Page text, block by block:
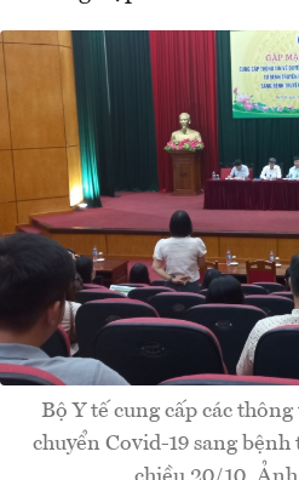
Bộ Y tế cung cấp các
chuyển Covid-19 sang